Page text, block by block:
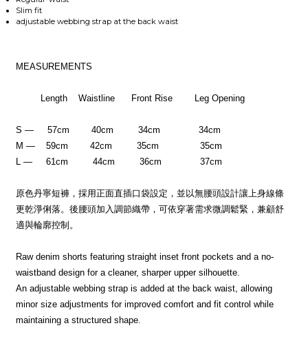
Slim fit
adjustable webbing strap at the back waist
MEASUREMENTS
Length Waistline Front Rise Leg Opening
S — 57cm 40cm 34cm 34cm
M — 59cm 42cm 35cm 35cm
L — 61cm 44cm 36cm 37cm
原色丹寧短褲，採用正面直插口袋設定，並以無腰頭設計讓上身線條
更乾淨俐落。後腰頭加入調節織帶，可依穿著需求微調鬆緊，兼顧舒
適與輪廓控制。
Raw denim shorts featuring straight inset front pockets and a no-
waistband design for a cleaner, sharper upper silhouette.
An adjustable webbing strap is added at the back waist, allowing
minor size adjustments for improved comfort and fit control while
maintaining a structured shape.